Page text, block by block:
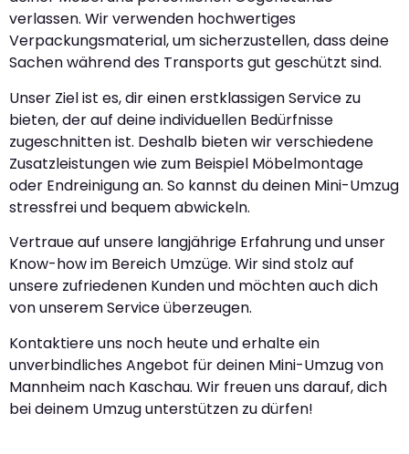
verlassen. Wir verwenden hochwertiges
Verpackungsmaterial, um sicherzustellen, dass deine
Sachen während des Transports gut geschützt sind.
Unser Ziel ist es, dir einen erstklassigen Service zu
bieten, der auf deine individuellen Bedürfnisse
zugeschnitten ist. Deshalb bieten wir verschiedene
Zusatzleistungen wie zum Beispiel Möbelmontage
oder Endreinigung an. So kannst du deinen Mini-Umzug
stressfrei und bequem abwickeln.
Vertraue auf unsere langjährige Erfahrung und unser
Know-how im Bereich Umzüge. Wir sind stolz auf
unsere zufriedenen Kunden und möchten auch dich
von unserem Service überzeugen.
Kontaktiere uns noch heute und erhalte ein
unverbindliches Angebot für deinen Mini-Umzug von
Mannheim nach Kaschau. Wir freuen uns darauf, dich
bei deinem Umzug unterstützen zu dürfen!